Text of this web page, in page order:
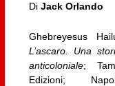
Di Jack Orlando
Ghebreyesus
L’ascaro. Una
anticoloniale;
Edizioni;